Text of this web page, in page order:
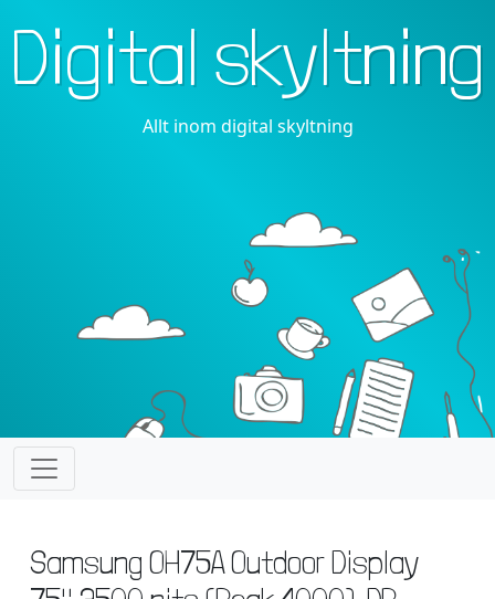
Digital skyltning
Allt inom digital skyltning
Samsung OH75A Outdoor Display